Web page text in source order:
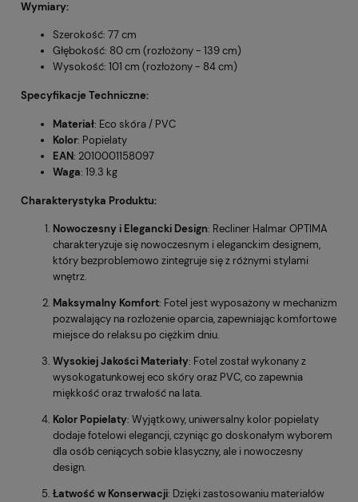
Wymiary:
Szerokość: 77 cm
Głębokość: 80 cm (rozłożony - 139 cm)
Wysokość: 101 cm (rozłożony - 84 cm)
Specyfikacje Techniczne:
Materiał: Eco skóra / PVC
Kolor: Popielaty
EAN: 2010001158097
Waga: 19.3 kg
Charakterystyka Produktu:
Nowoczesny i Elegancki Design: Recliner Halmar OPTIMA
charakteryzuje się nowoczesnym i eleganckim designem,
który bezproblemowo zintegruje się z różnymi stylami
wnętrz.
Maksymalny Komfort: Fotel jest wyposażony w mechanizm
pozwalający na rozłożenie oparcia, zapewniając komfortowe
miejsce do relaksu po ciężkim dniu.
Wysokiej Jakości Materiały: Fotel został wykonany z
wysokogatunkowej eco skóry oraz PVC, co zapewnia
miękkość oraz trwałość na lata.
Kolor Popielaty: Wyjątkowy, uniwersalny kolor popielaty
dodaje fotelowi elegancji, czyniąc go doskonałym wyborem
dla osób ceniących sobie klasyczny, ale i nowoczesny
design.
Łatwość w Konserwacji: Dzięki zastosowaniu materiałów